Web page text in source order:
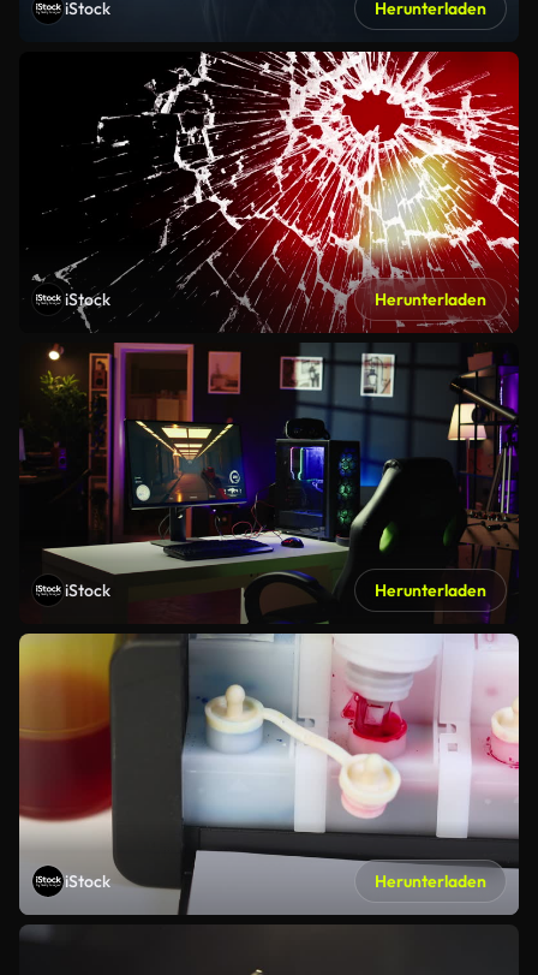
iStock Herunterladen
iStock Herunterladen
iStock Herunterladen
iStock Herunterladen